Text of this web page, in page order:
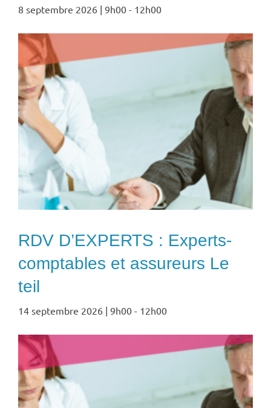
8 septembre 2026 | 9h00 - 12h00
RDV D’EXPERTS : Experts-
comptables et assureurs Le
teil
14 septembre 2026 | 9h00 - 12h00